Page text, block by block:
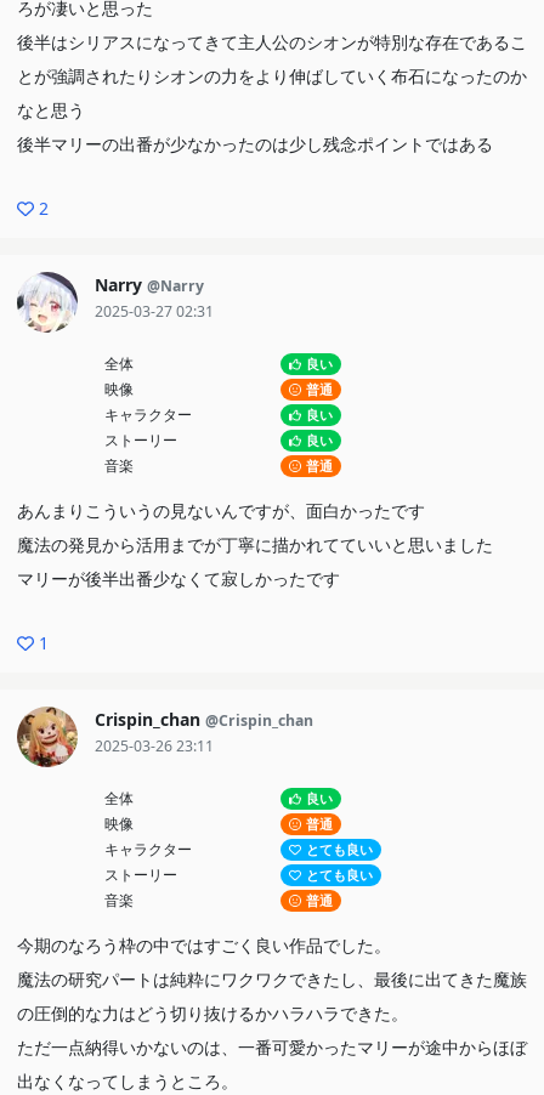
ろが凄いと思った
後半はシリアスになってきて主人公のシオンが特別な存在であるこ
とが強調されたりシオンの力をより伸ばしていく布石になったのか
なと思う
後半マリーの出番が少なかったのは少し残念ポイントではある
2
Narry @Narry
2025-03-27 02:31
全体 良い
映像 普通
キャラクター 良い
ストーリー 良い
音楽 普通
あんまりこういうの見ないんですが、面白かったです
魔法の発見から活用までが丁寧に描かれてていいと思いました
マリーが後半出番少なくて寂しかったです
1
Crispin_chan @Crispin_chan
2025-03-26 23:11
全体 良い
映像 普通
キャラクター とても良い
ストーリー とても良い
音楽 普通
今期のなろう枠の中ではすごく良い作品でした。
魔法の研究パートは純粋にワクワクできたし、最後に出てきた魔族
の圧倒的な力はどう切り抜けるかハラハラできた。
ただ一点納得いかないのは、一番可愛かったマリーが途中からほぼ
出なくなってしまうところ。